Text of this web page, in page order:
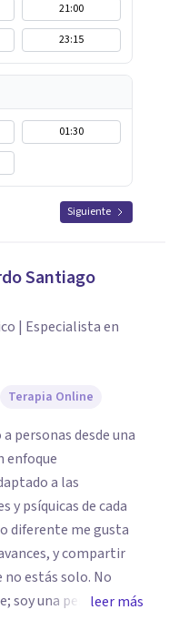
21:00
23:15
01:30
Siguiente
Santiago
| Especialista en
Terapia Online
personas desde una
enfoque
a las
y psíquicas de cada
diferente me gusta
y compartir
no estás solo. No
soy una persona que
leer más